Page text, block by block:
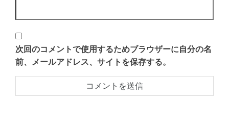
次回のコメントで使用するためブラウザーに自分の名
前、メールアドレス、サイトを保存する。